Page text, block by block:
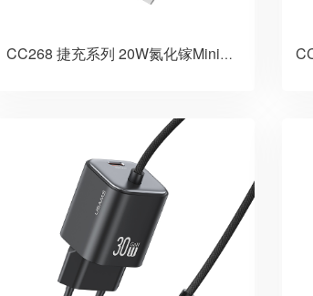
CC268 捷充系列 20W氮化镓Mini自带线双口快充充电器 美规